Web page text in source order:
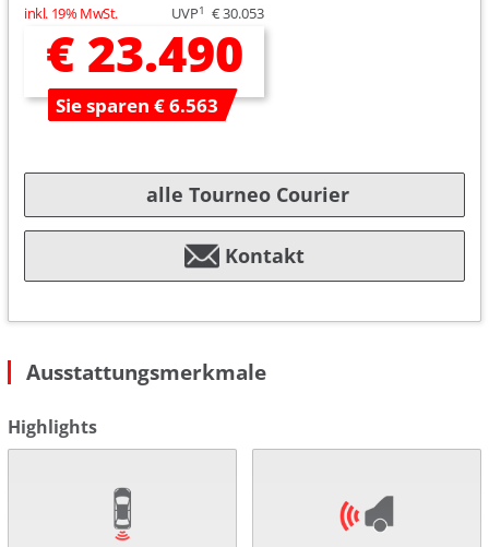
inkl. 19% MwSt. UVP1 € 30.053
€ 23.490
Sie sparen € 6.563
alle Tourneo Courier
Kontakt
Ausstattungsmerkmale
Highlights